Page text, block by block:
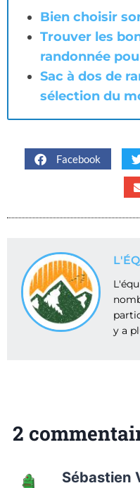
Bien choisir
Trouver les
randonnée
Sac à dos de
sélection du
Facebook
y a
2
Sébastien